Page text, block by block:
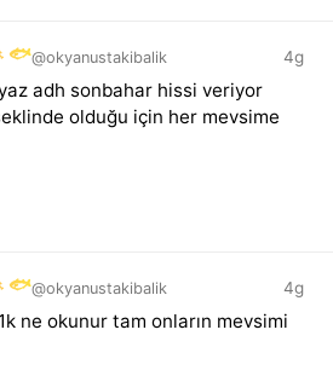
🐟@okyanustakibalik 4g
adh sonbahar hissi veriyor
olduğu için her mevsime
🐟@okyanustakibalik 4g
ne okunur tam onların mevsimi